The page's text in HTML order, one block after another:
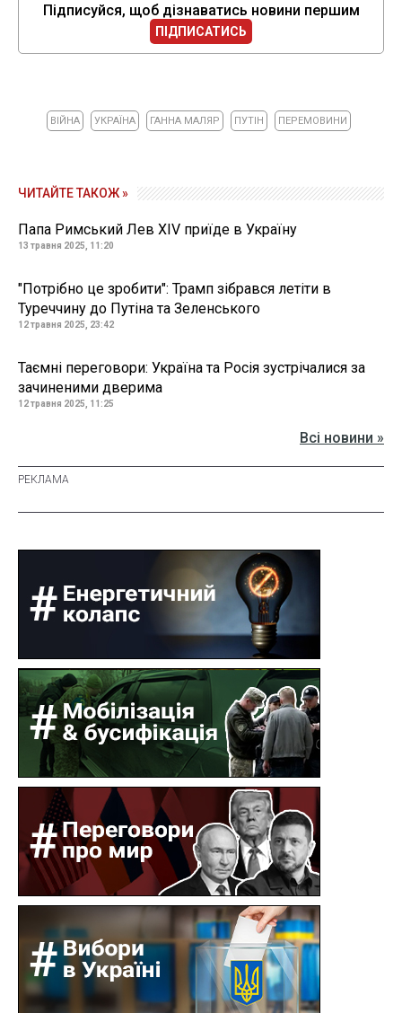
Підписуйся, щоб дізнаватись новини першим
ПІДПИСАТИСЬ
ВІЙНА УКРАЇНА ГАННА МАЛЯР ПУТІН ПЕРЕМОВИНИ
ЧИТАЙТЕ ТАКОЖ »
Папа Римський Лев XIV приїде в Україну
13 травня 2025, 11:20
"Потрібно це зробити": Трамп зібрався летіти в
Туреччину до Путіна та Зеленського
12 травня 2025, 23:42
Таємні переговори: Україна та Росія зустрічалися за
зачиненими дверима
12 травня 2025, 11:25
Всі новини »